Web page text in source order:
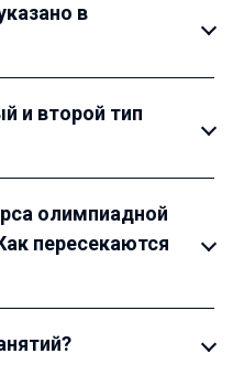
в
и второй тип
олимпиадной
пересекаются